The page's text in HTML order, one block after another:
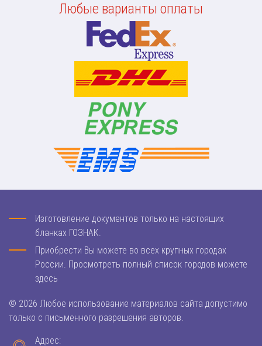
Любые варианты оплаты
Изготовление документов только на настоящих
бланках ГОЗНАК.
Приобрести Вы можете во всех крупных городах
России. Просмотреть полный список городов можете
здесь
© 2026 Любое использование материалов сайта допустимо
только с письменного разрешения авторов.
Адрес: